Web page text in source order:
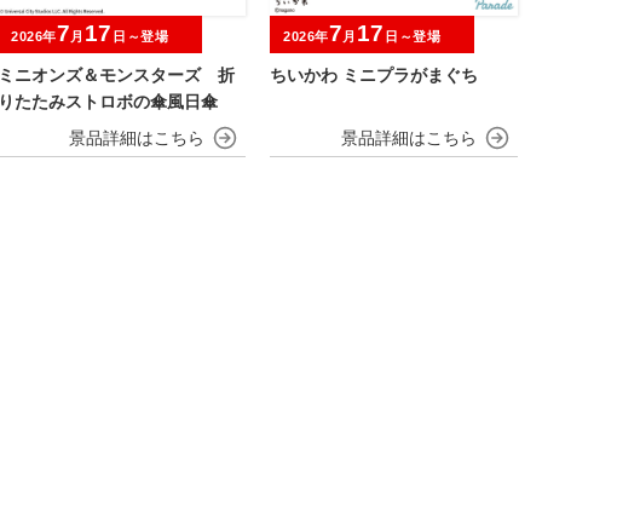
ミニオンズ＆モンスターズ 折
りたたみストロボの傘風日傘
2026年7 月 17 日～登場
ちいかわ ミニプラがまぐち
2026年7 月 17 日～登場